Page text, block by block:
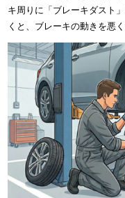
キ周りに「ブレーキダスト
くと、ブレーキの動きを悪